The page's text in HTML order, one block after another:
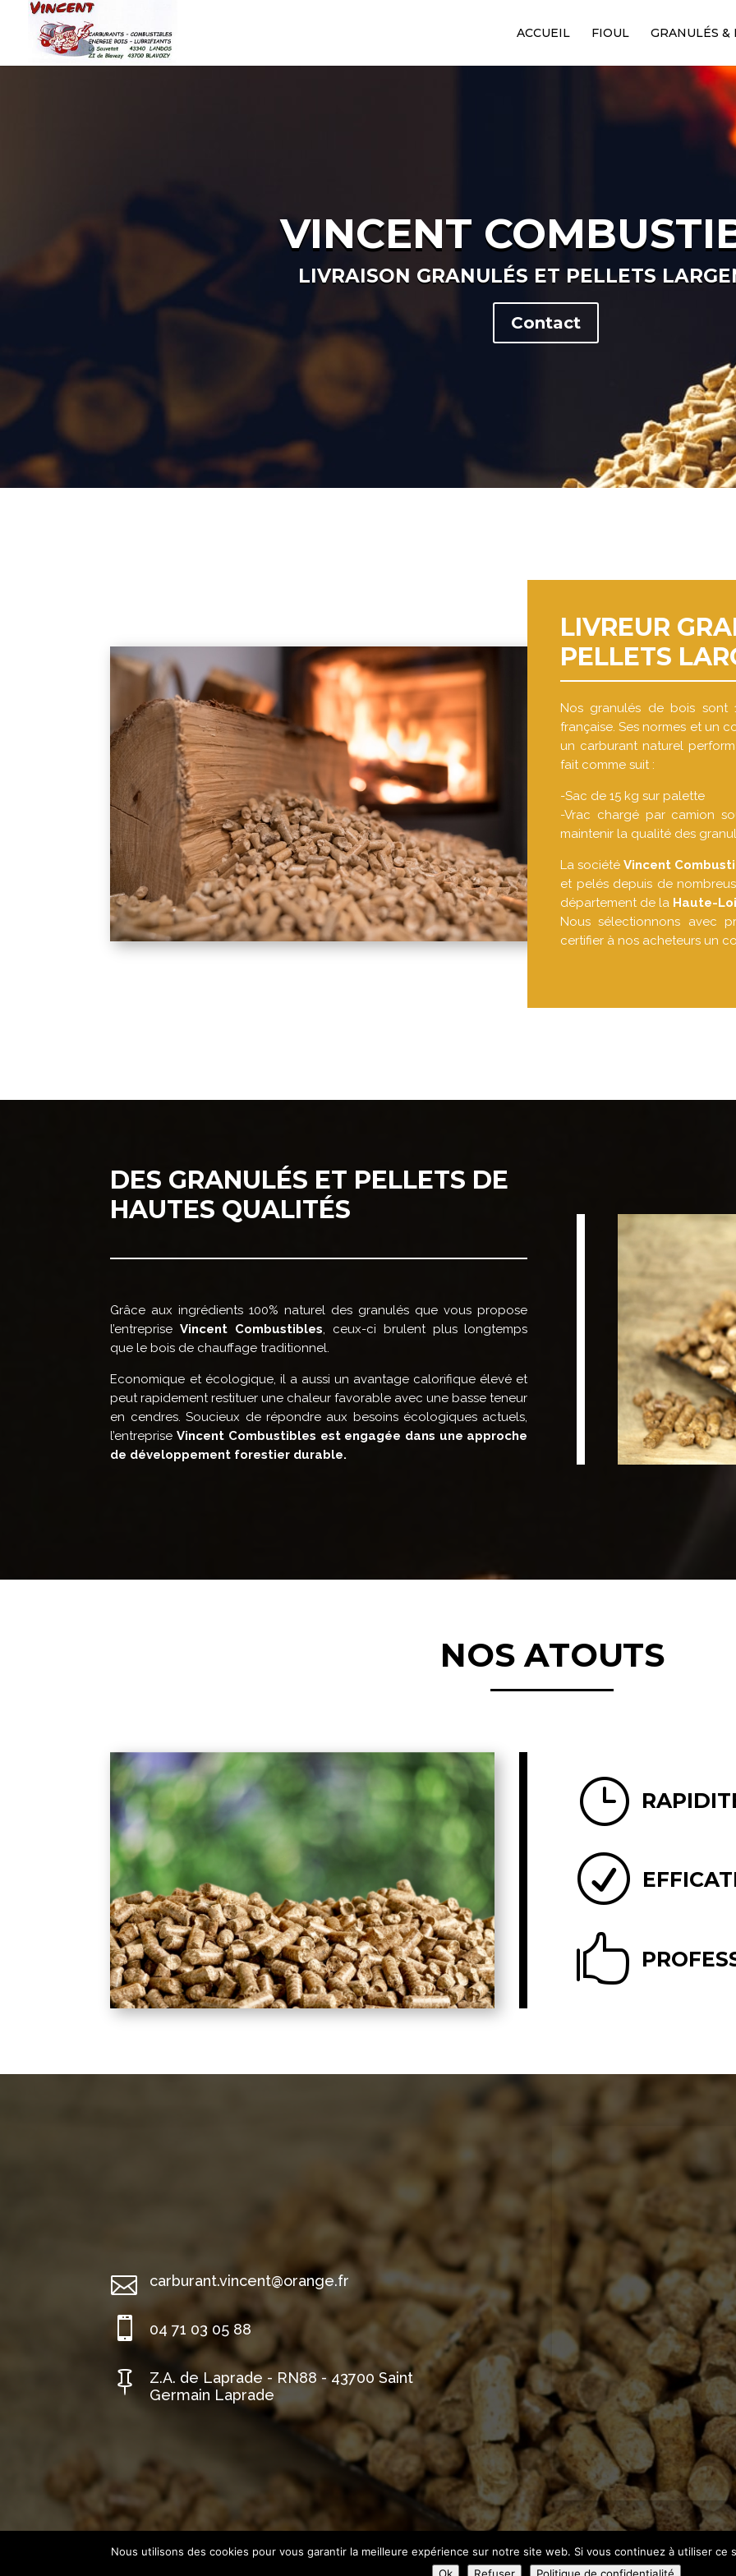
ACCUEIL FIOUL GRANULÉS &
VINCENT
LIVRAISON GRANULÉS ET PELLETS
Contact
LIVREUR
PELLETS
Nos granulés de bois sont
française. Ses normes et un
un carburant naturel
fait comme suit :
-Sac de 15 kg sur palette
-Vrac chargé par camion
maintenir la qualité des
La sociétéVincent
et pelés depuis de
département de la Haute-
Nous sélectionnons avec
certifier à nos acheteurs un
DES GRANULÉS ET PELLETS DE
HAUTES QUALITÉS
Grâce aux ingrédients 100% naturel des granulés que vous propose
l’entrepriseVincent Combustibles , ceux-ci brulent plus longtemps
que le bois de chauffage traditionnel.
Economique et écologique, il a aussi un avantage calorifique élevé et
peut rapidement restituer une chaleur favorable avec une basse teneur
en cendres. Soucieux de répondre aux besoins écologiques actuels,
l’entrepriseVincent Combustibles est engagée dans une approche
de développement forestier durable.
NOS ATOUTS
}
R

 carburant.vincent@orange.fr
 04 71 03 05 88

Z.A. de Laprade - RN88 - 43700 Saint
Germain Laprade
Mentions Légales Politique de Confidentialité Plan du Site Création Site Internet Puy en Velay |
Nous utilisons des cookies pour vous garantir la meilleure expérience sur notre site web. Si vous continuez à utiliser